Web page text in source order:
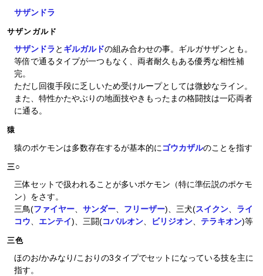
サザンドラ
サザンガルド
サザンドラ と ギルガルドの組み合わせの事。ギルガサザンとも。
等倍で通るタイプが一つもなく、両者耐久もある優秀な相性補
完。
ただし回復手段に乏しいため受けループとしては微妙なライン。
また、特性かたやぶりの地面技やきもったまの格闘技は一応両者
に通る。
猿
猿のポケモンは多数存在するが基本的に ゴウカザルのことを指す
三○
三体セットで扱われることが多いポケモン（特に準伝説のポケモ
ン）をさす。
三鳥(ファイヤー、 サンダー、 フリーザー)、三犬(スイクン、 ライ
コウ、 エンテイ)、三闘(コバルオン、 ビリジオン、 テラキオン)等
三色
ほのお/かみなり/こおりの3タイプでセットになっている技を主に
指す。